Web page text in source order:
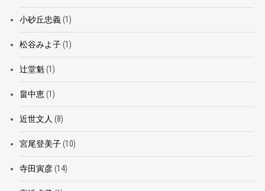
小砂丘忠義(1)
松谷みよ子(1)
辻堂魁(1)
畠中恵(1)
近世文人 (8)
宮尾登美子(10)
寺田寅彦(14)